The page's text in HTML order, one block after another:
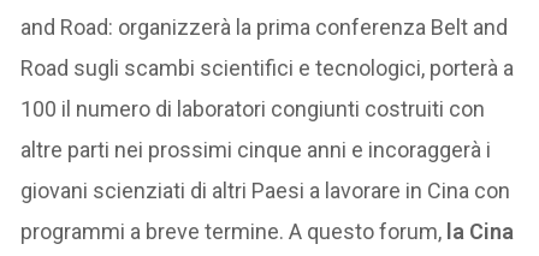
and Road: organizzerà la prima conferenza Belt and
Road sugli scambi scientifici e tecnologici, porterà a
100 il numero di laboratori congiunti costruiti con
altre parti nei prossimi cinque anni e incoraggerà i
giovani scienziati di altri Paesi a lavorare in Cina con
programmi a breve termine. A questo forum, la Cina